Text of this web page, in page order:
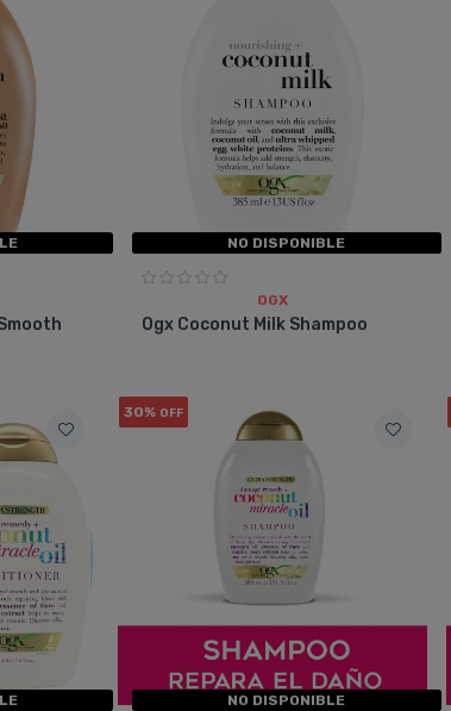
NO DISPONIBLE
OGX
Ogx Coconut Milk Shampoo
30% OFF
NO DISPONIBLE